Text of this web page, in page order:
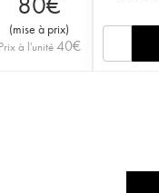
(mise à prix)
Prix à l'unité40€